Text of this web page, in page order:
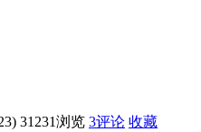
31231浏览 3评论 收藏